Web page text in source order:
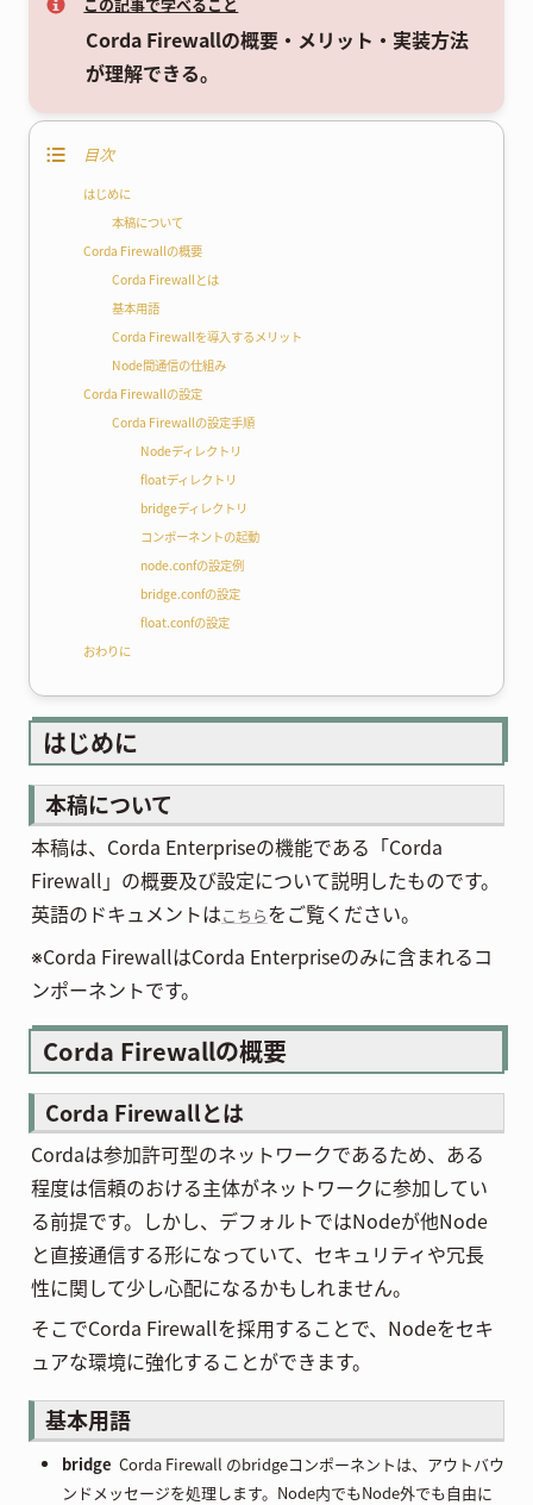
Corda Firewallの概要・メリット・実装方法
が理解できる。
目次
はじめに
本稿について
Corda Firewallの概要
Corda Firewallとは
基本用語
Corda Firewallを導入するメリット
Node間通信の仕組み
Corda Firewallの設定
Corda Firewallの設定手順
Nodeディレクトリ
floatディレクトリ
bridgeディレクトリ
コンポーネントの起動
node.confの設定例
bridge.confの設定
float.confの設定
おわりに
はじめに
本稿について
本稿は、Corda Enterpriseの機能である「Corda
Firewall」の概要及び設定について説明したものです。
英語のドキュメントはこちらをご覧ください。
※Corda FirewallはCorda Enterpriseのみに含まれるコ
ンポーネントです。
Corda Firewallの概要
Corda Firewallとは
Cordaは参加許可型のネットワークであるため、ある
程度は信頼のおける主体がネットワークに参加してい
る前提です。しかし、デフォルトではNodeが他Node
と直接通信する形になっていて、セキュリティや冗長
性に関して少し心配になるかもしれません。
そこでCorda Firewallを採用することで、Nodeをセキ
ュアな環境に強化することができます。
基本用語
bridge Corda Firewall のbridgeコンポーネントは、アウトバウ
ンドメッセージを処理します。Node内でもNode外でも自由に